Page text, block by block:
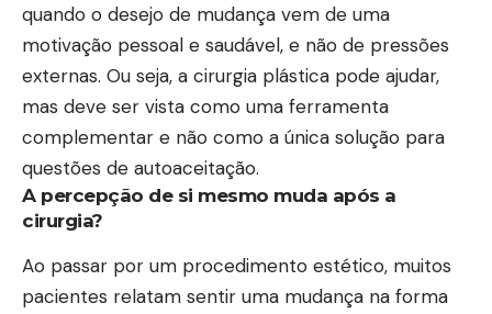
quando o desejo de mudança vem de uma
motivação pessoal e saudável, e não de pressões
externas. Ou seja, a cirurgia plástica pode ajudar,
mas deve ser vista como uma ferramenta
complementar e não como a única solução para
questões de autoaceitação.
A percepção de si mesmo muda após a
cirurgia?
Ao passar por um procedimento estético, muitos
pacientes relatam sentir uma mudança na forma